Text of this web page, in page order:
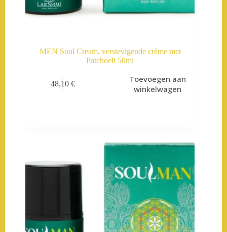
MEN Soul Cream, verstevigende crème met
Patchoeli 50ml
48,10 €
Toevoegen aan
winkelwagen